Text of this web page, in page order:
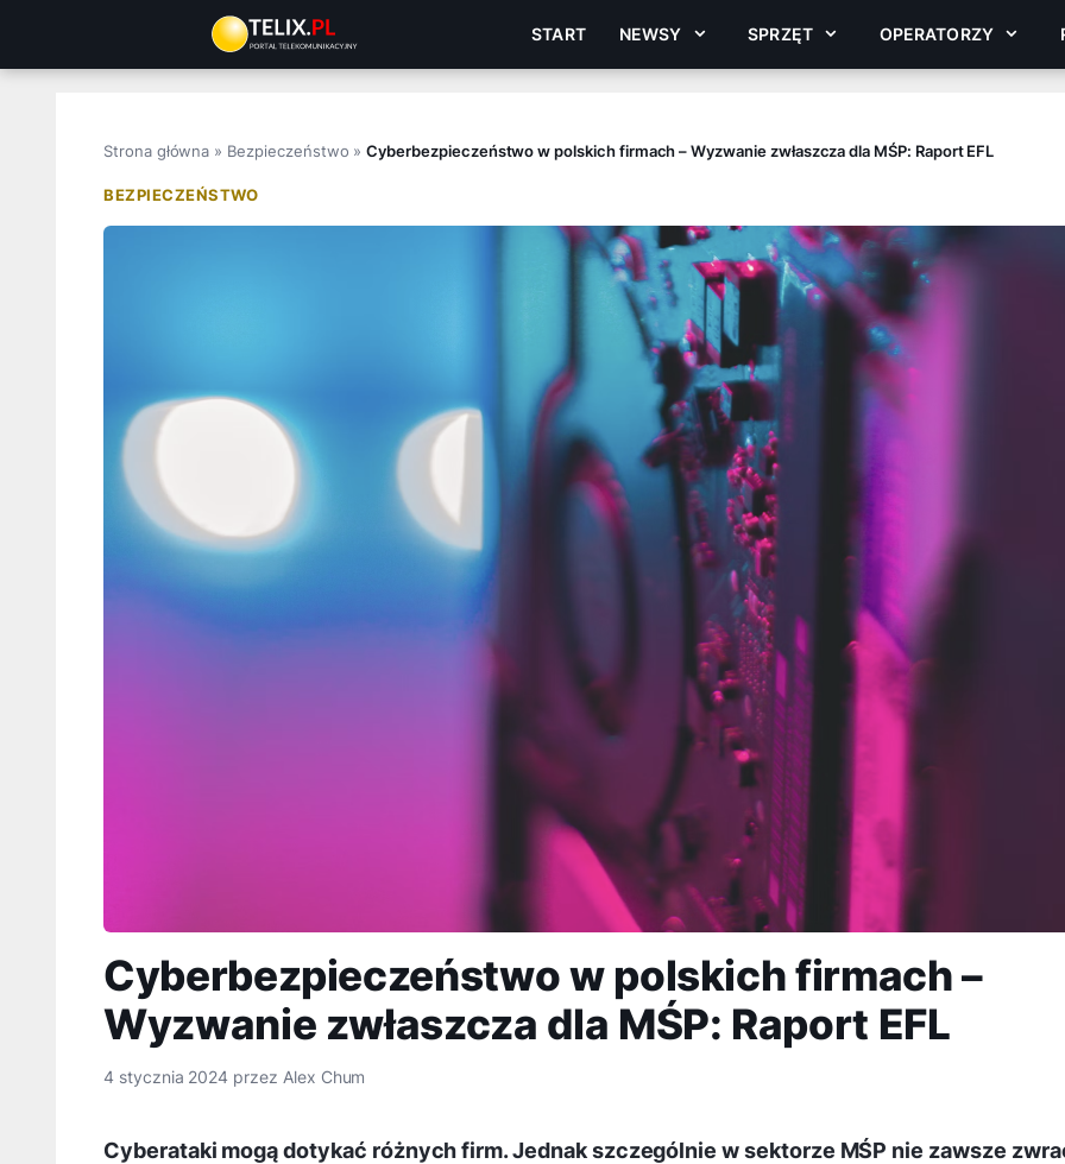
treści
START NEWSY SPRZĘT OPERATORZY
Strona główna » Bezpieczeństwo »Cyberbezpieczeństwo w polskich firmach – Wyzwanie zwłaszcza dla MŚP: Raport EFL
BEZPIECZEŃSTWO
Cyberbezpieczeństwo w polskich firmach –
Wyzwanie zwłaszcza dla MŚP: Raport EFL
4 stycznia 2024 przez Alex Chum
Cyberataki mogą dotykać różnych firm. Jednak szczególnie w sektorze MŚP nie zawsze